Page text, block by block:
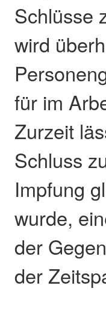
Schlüsse
wird
für im
Zurzeit
Schluss
Impfung
wurde,
der
der